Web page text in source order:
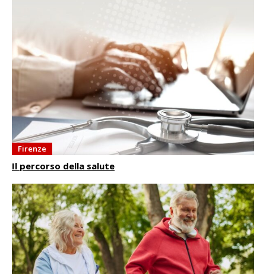
Firenze
Il percorso della salute